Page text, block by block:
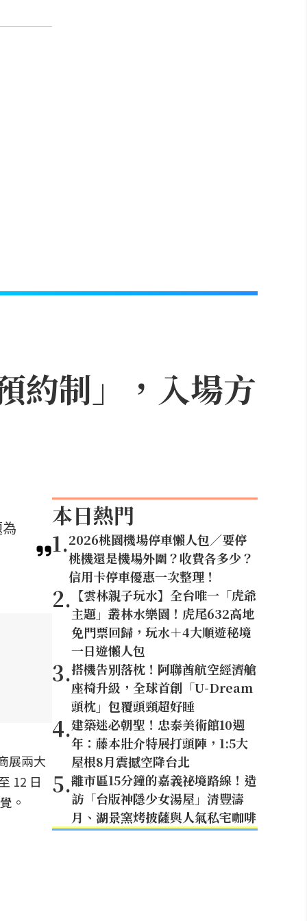
約制」，入場方
展兩大
12 日
。
本日熱門
1.2026桃園機場停車懶人包／要停
桃機還是機場外圍？收費各多少？
信用卡停車優惠一次整理！
2. 【雲林親子玩水】全台唯一「虎爺
主題」叢林水樂園！虎尾632高地
免門票回歸，玩水＋4大順遊秘境
一日遊懶人包
3.搭機告別落枕！阿聯酋航空經濟艙
座椅升級，全球首創「U-Dream
頭枕」包覆頭頸超好睡
4.建築迷必朝聖！忠泰美術館10週
年：藤本壯介特展打頭陣，1:5大
屋根8月震撼空降台北
5.離市區15分鐘的嘉義祕境路線！造
訪「台版神隱少女湯屋」清豐濤
月、湖景窯烤披薩與人氣私宅咖啡